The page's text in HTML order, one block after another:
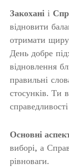
Закохані і
відновити
отримати
День добре
відновлення
правильні
стосунків. Ти
Основні
виборі, а
рівноваги.